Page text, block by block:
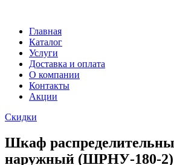
Главная
Каталог
Услуги
Доставка и оплата
О компании
Контакты
Акции
Скидки
Шкаф
наружный (ШРНУ-180-2)